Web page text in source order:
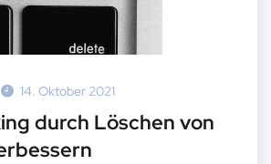
14. Oktober 2021
durch Löschen von